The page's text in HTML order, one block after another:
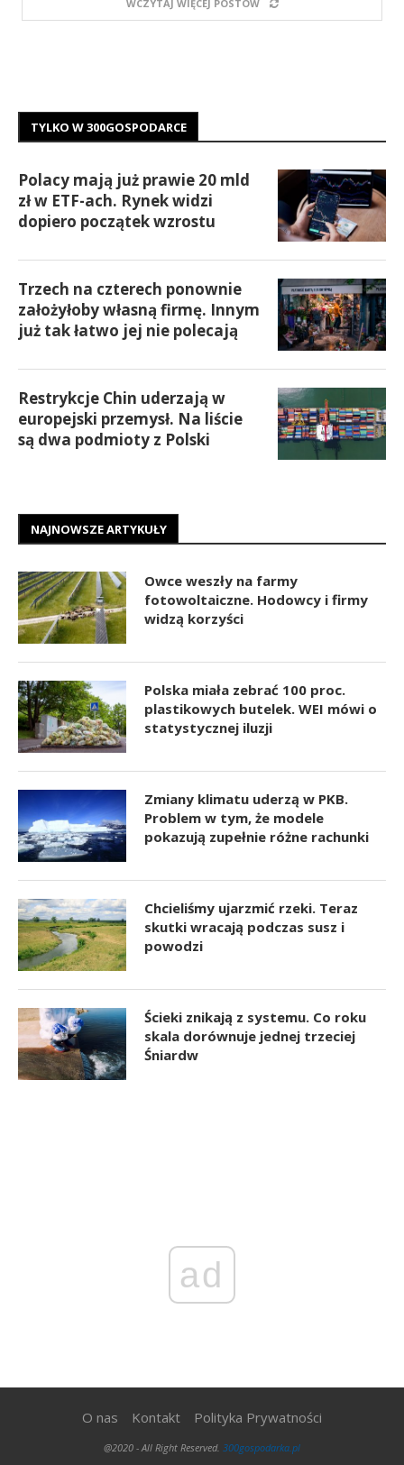
WCZYTAJ WIĘCEJ POSTÓW
TYLKO W 300GOSPODARCE
Polacy mają już prawie 20 mld
zł w ETF-ach. Rynek widzi
dopiero początek wzrostu
Trzech na czterech ponownie
założyłoby własną firmę. Innym
już tak łatwo jej nie polecają
Restrykcje Chin uderzają w
europejski przemysł. Na liście
są dwa podmioty z Polski
NAJNOWSZE ARTYKUŁY
Owce weszły na farmy
fotowoltaiczne. Hodowcy i firmy
widzą korzyści
Polska miała zebrać 100 proc.
plastikowych butelek. WEI mówi o
statystycznej iluzji
Zmiany klimatu uderzą w PKB.
Problem w tym, że modele
pokazują zupełnie różne rachunki
Chcieliśmy ujarzmić rzeki. Teraz
skutki wracają podczas susz i
powodzi
Ścieki znikają z systemu. Co roku
skala dorównuje jednej trzeciej
Śniardw
ad
O nas Kontakt Polityka Prywatności
@2020 - All Right Reserved. 300gospodarka.pl